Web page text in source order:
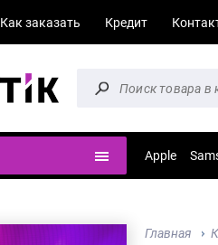
Как заказать Кредит
Apple
Главная